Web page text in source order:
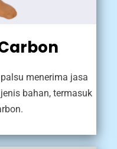
menerima jasa
bahan, termasuk